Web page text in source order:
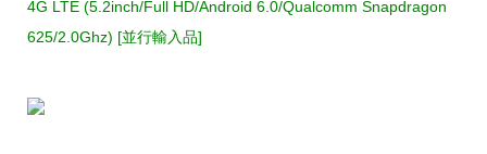
4G LTE (5.2inch/Full HD/Android 6.0/Qualcomm Snapdragon
625/2.0Ghz) [並行輸入品]